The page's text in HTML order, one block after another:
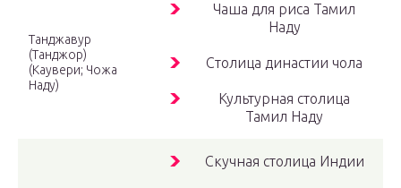
Танджавур
(Танджор)
(Каувери; Чожа
Наду)
Чаша для риса Тамил
Наду
Столица династии чола
Культурная столица
Тамил Наду
Скучная столица Индии